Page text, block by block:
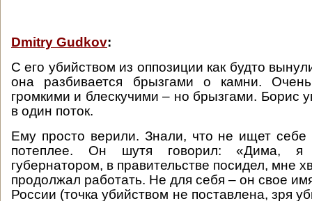
Dmitry Gudkov:
С его убийством из оппозиции как будто
она разбивается брызгами о камни.
громкими и блескучими – но брызгами. Борис
в один поток.
Ему просто верили. Знали, что не ищет
потеплее. Он шутя говорил: «Дима,
губернатором, в правительстве посидел, мне
продолжал работать. Не для себя – он свое
России (точка убийством не поставлена, зря